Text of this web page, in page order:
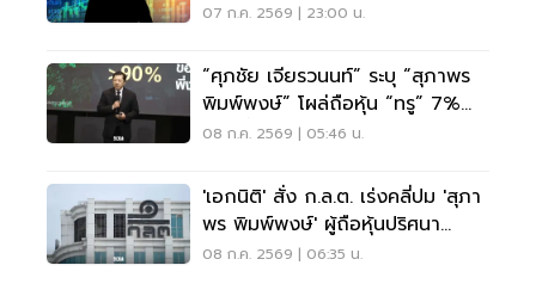
07 ก.ค. 2569 | 23:00 น.
“ศุภชัย เจียรวนนท์” ระบุ “สุภาพร
พิมพ์พงษ์” โผล่ถือหุ้น “ทรู” 7%
ข่าวเพี้ยน
08 ก.ค. 2569 | 05:46 น.
'เอกนิติ' สั่ง ก.ล.ต. เร่งคลี่ปม 'สุภา
พร พิมพ์พงษ์' ผู้ถือหุ้นปริศนา
TRUE
08 ก.ค. 2569 | 06:35 น.